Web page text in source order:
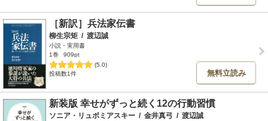
［新訳］兵法家伝書
柳生宗矩 / 渡辺誠
小説・実用書
1巻
909pt
(5.0)
投稿数1件
無料立読み
新装版 幸せがずっと続く12の行動習慣
ソニア・リュボミアスキー / 金井真弓 / 渡辺誠